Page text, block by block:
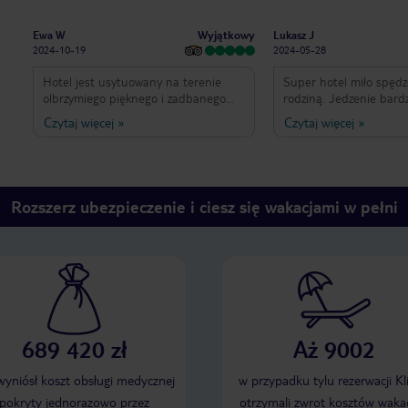
Ewa W
2024-10-19
Wyjątkowy
Hotel jest usytuowany na terenie
olbrzymiego pięknego i zadbanego
tropikalnego ogrodu z bujną
roślinnością i zwierzątkami. Kuchnia
kawa i woda mineralna. Plaża wąska
ale piękna. Bialutki piasek i cudownie
wodą. Dostępne leżaki i parasole oraz
bar na plaży. Bez przerwy kursują
meleksy dowożące turystów w
bardziej odległe miejsca. Świetna
organizacja wypoczynku i relaksu.
Pokój przestronny, klimatyzowany z
balkonem. Na terenie hotelu są
wszystkie udogodnienia razem ze
sklepami i lokalnymi biurami
Czytaj więcej »
Lukasz J
2024-05-28
Super hotel miło
rodziną. Jedzenie
różnorodne. Pokoje
troszkę dużo kamieni
bardzo dziękuję za
Czytaj więcej »
Rozszerz ubezpieczenie i ciesz się wakacjami w pełni
689 420 zł
koszt obsługi medycznej
pokryty jednorazowo przez
Aż 9002
w przypadku tylu rezerwacji
otrzymali zwrot kosztów